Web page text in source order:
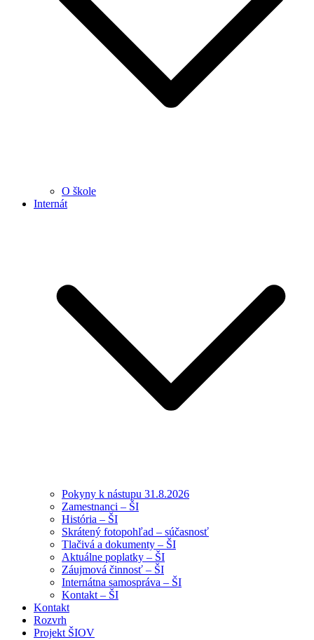
O škole
Internát
Pokyny k nástupu 31.8.2026
Zamestnanci – ŠI
História – ŠI
Skrátený fotopohľad – súčasnosť
Tlačivá a dokumenty – ŠI
Aktuálne poplatky – ŠI
Záujmová činnosť – ŠI
Internátna samospráva – ŠI
Kontakt – ŠI
Kontakt
Rozvrh
Projekt ŠIOV